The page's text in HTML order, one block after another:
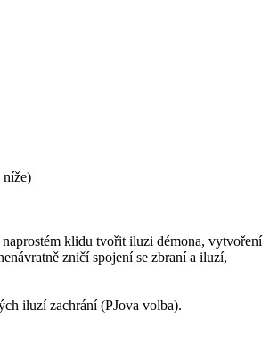
níže)
klidu tvořit iluzi démona, vytvoření
zničí spojení se zbraní a iluzí,
iluzí zachrání (PJova volba).